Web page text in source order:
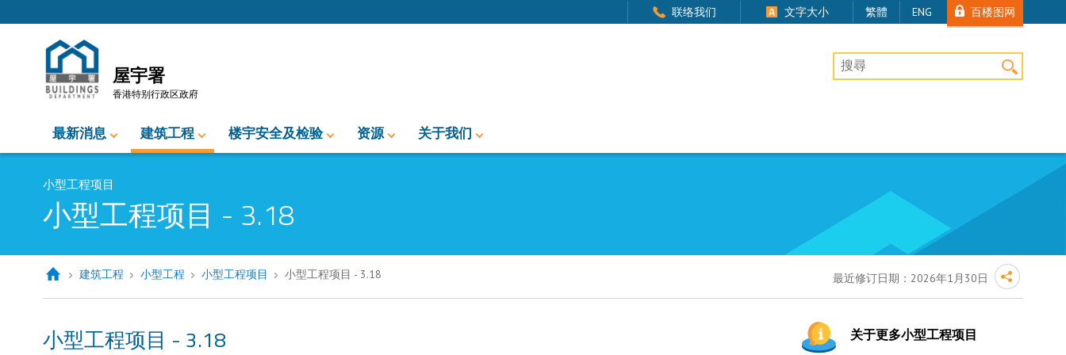
联络我们 文字大小 繁體 ENG 百楼图网
屋宇署
香港特别行政区政府
桌上版网站搜寻
最新消息 建筑工程 楼宇安全及检验 资源 关于我们
小型工程项目
小型工程项目 - 3.18
建筑工程 小型工程 小型工程项目 小型工程项目 - 3.18 最近修订日期：2026年1月30日
小型工程项目 - 3.18 关于更多小型工程项目